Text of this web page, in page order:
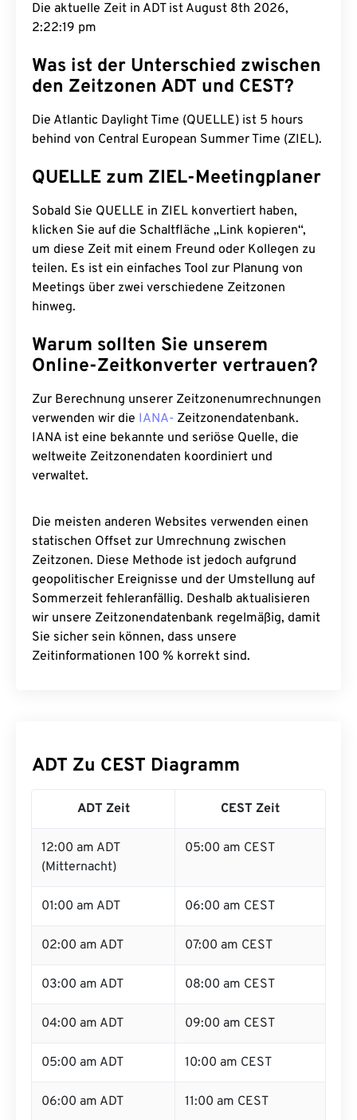
Die aktuelle Zeit in ADT ist August 8th 2026,
2:22:20 pm
Was ist der Unterschied zwischen
den Zeitzonen ADT und CEST?
Die Atlantic Daylight Time (QUELLE) ist 5 hours
behind von Central European Summer Time (ZIEL).
QUELLE zum ZIEL-Meetingplaner
Sobald Sie QUELLE in ZIEL konvertiert haben,
klicken Sie auf die Schaltfläche „Link kopieren“,
um diese Zeit mit einem Freund oder Kollegen zu
teilen. Es ist ein einfaches Tool zur Planung von
Meetings über zwei verschiedene Zeitzonen
hinweg.
Warum sollten Sie unserem
Online-Zeitkonverter vertrauen?
Zur Berechnung unserer Zeitzonenumrechnungen
verwenden wir die IANA- Zeitzonendatenbank.
IANA ist eine bekannte und seriöse Quelle, die
weltweite Zeitzonendaten koordiniert und
verwaltet.
Die meisten anderen Websites verwenden einen
statischen Offset zur Umrechnung zwischen
Zeitzonen. Diese Methode ist jedoch aufgrund
geopolitischer Ereignisse und der Umstellung auf
Sommerzeit fehleranfällig. Deshalb aktualisieren
wir unsere Zeitzonendatenbank regelmäßig, damit
Sie sicher sein können, dass unsere
Zeitinformationen 100 % korrekt sind.
ADT Zu CEST Diagramm
ADT Zeit CEST Zeit
12:00 am ADT
(Mitternacht)
05:00 am CEST
01:00 am ADT 06:00 am CEST
02:00 am ADT 07:00 am CEST
03:00 am ADT 08:00 am CEST
04:00 am ADT 09:00 am CEST
05:00 am ADT 10:00 am CEST
06:00 am ADT 11:00 am CEST